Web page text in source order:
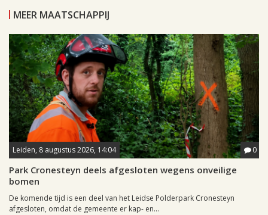
MEER MAATSCHAPPIJ
Leiden, 8 augustus 2026, 14:04 0
Park Cronesteyn deels afgesloten wegens onveilige
bomen
De komende tijd is een deel van het Leidse Polderpark Cronesteyn
afgesloten, omdat de gemeente er kap- en...